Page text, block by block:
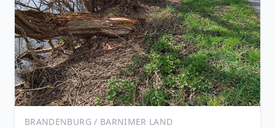
BRANDENBURG / BARNIMER LAND